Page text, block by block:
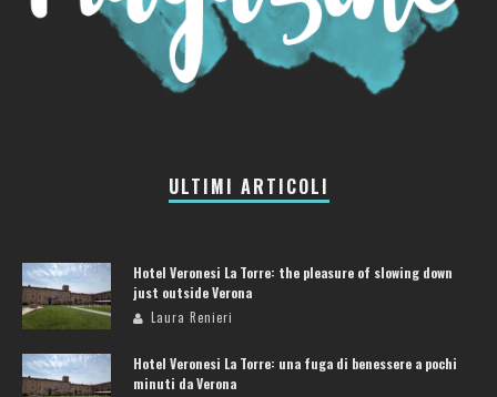
ULTIMI ARTICOLI
Hotel Veronesi La Torre: the pleasure of slowing down
just outside Verona
Laura Renieri
Hotel Veronesi La Torre: una fuga di benessere a pochi
minuti da Verona